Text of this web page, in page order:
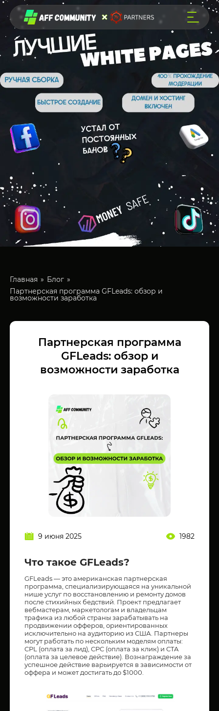
Главная
Блог
Партнерская программа GFLeads: обзор и
возможности заработка
Партнерская программа
GFLeads: обзор и
возможности заработка
9 июня 2025 1982
Что такое GFLeads?
GFLeads — это американская партнерская
программа, специализирующаяся на уникальной
нише услуг по восстановлению и ремонту домов
после стихийных бедствий. Проект предлагает
вебмастерам, маркетологам и владельцам
трафика из любой страны зарабатывать на
продвижении офферов, ориентированных
исключительно на аудиторию из США. Партнеры
могут работать по нескольким моделям оплаты:
CPL (оплата за лид), CPC (оплата за клик) и CTA
(оплата за целевое действие). Вознаграждение за
успешное действие варьируется в зависимости от
оффера и может достигать до $1000.